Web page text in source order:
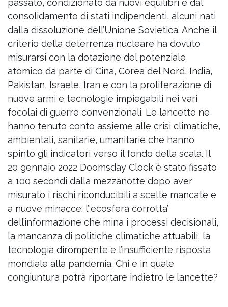
passato, condizionato da nuovi equilibri e dal
consolidamento di stati indipendenti, alcuni nati
dalla dissoluzione dell’Unione Sovietica. Anche il
criterio della deterrenza nucleare ha dovuto
misurarsi con la dotazione del potenziale
atomico da parte di Cina, Corea del Nord, India,
Pakistan, Israele, Iran e con la proliferazione di
nuove armi e tecnologie impiegabili nei vari
focolai di guerre convenzionali. Le lancette ne
hanno tenuto conto assieme alle crisi climatiche,
ambientali, sanitarie, umanitarie che hanno
spinto gli indicatori verso il fondo della scala. Il
20 gennaio 2022 Doomsday Clock è stato fissato
a 100 secondi dalla mezzanotte dopo aver
misurato i rischi riconducibili a scelte mancate e
a nuove minacce: l’‘ecosfera corrotta’
dell’informazione che mina i processi decisionali,
la mancanza di politiche climatiche attuabili, la
tecnologia dirompente e l’insufficiente risposta
mondiale alla pandemia. Chi e in quale
congiuntura potrà riportare indietro le lancette?